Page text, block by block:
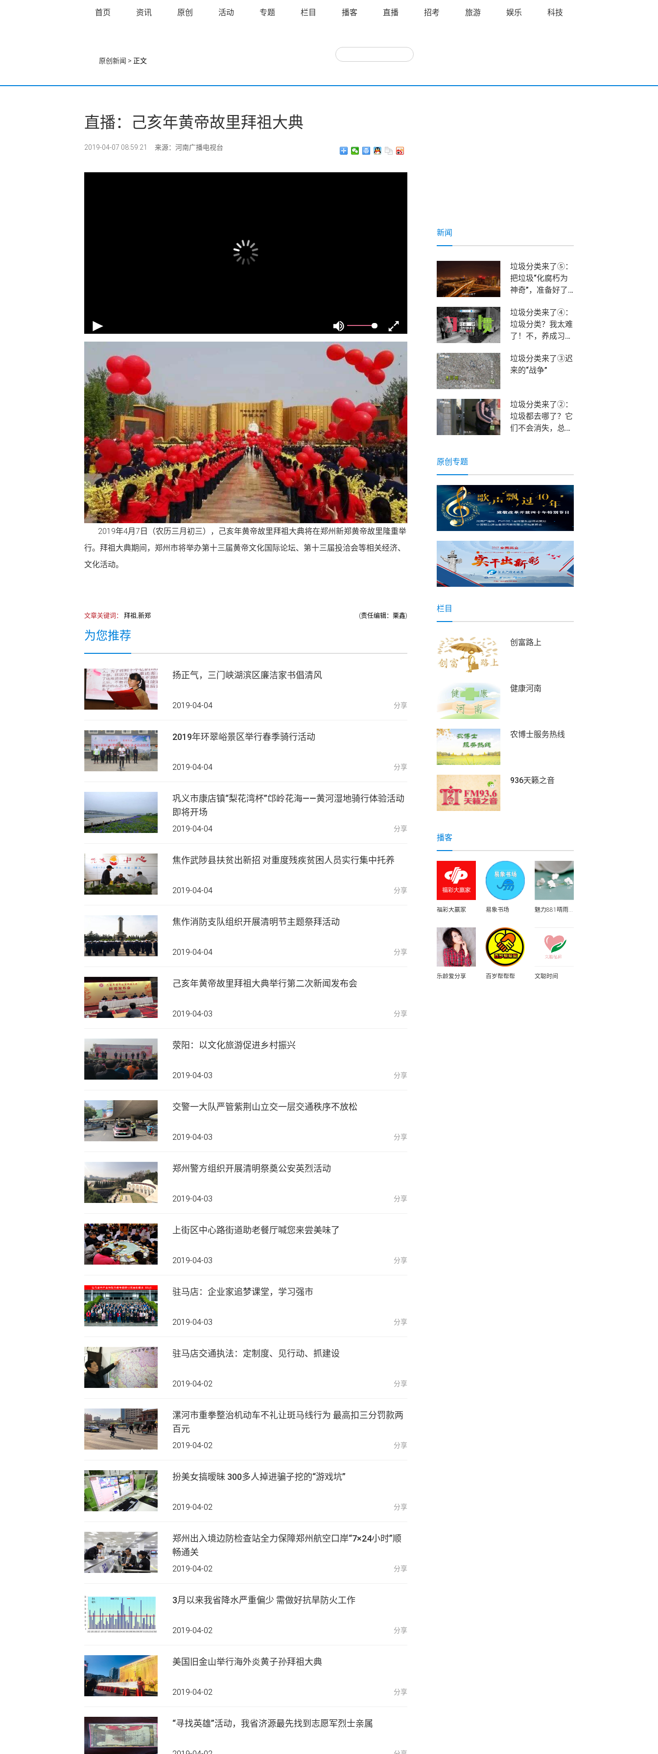
首页 资讯 原创 活动 专题 栏目 播客 直播 招考 旅游 娱乐 科技
原创新闻 > 正文
直播：己亥年黄帝故里拜祖大典
2019-04-07 08:59:21 来源：河南广播电视台
2019年4月7日（农历三月初三），己亥年黄帝故里拜祖大典将在郑州新郑黄帝故里隆重举
行。拜祖大典期间，郑州市将举办第十三届黄帝文化国际论坛、第十三届投洽会等相关经济、
文化活动。
文章关键词： 拜祖,新郑 (责任编辑：栗鑫)
为您推荐
扬正气，三门峡湖滨区廉洁家书倡清风
2019-04-04 分享
2019年环翠峪景区举行春季骑行活动
2019-04-04 分享
巩义市康店镇“梨花湾杯”邙岭花海——黄河湿地骑行体验活动
即将开场
2019-04-04 分享
焦作武陟县扶贫出新招 对重度残疾贫困人员实行集中托养
2019-04-04 分享
焦作消防支队组织开展清明节主题祭拜活动
2019-04-04 分享
己亥年黄帝故里拜祖大典举行第二次新闻发布会
2019-04-03 分享
荥阳：以文化旅游促进乡村振兴
2019-04-03 分享
交警一大队严管紫荆山立交一层交通秩序不放松
2019-04-03 分享
郑州警方组织开展清明祭奠公安英烈活动
2019-04-03 分享
上街区中心路街道助老餐厅喊您来尝美味了
2019-04-03 分享
驻马店：企业家追梦课堂，学习强市
2019-04-03 分享
驻马店交通执法：定制度、见行动、抓建设
2019-04-02 分享
漯河市重拳整治机动车不礼让斑马线行为 最高扣三分罚款两
百元
2019-04-02 分享
扮美女搞暧昧 300多人掉进骗子挖的“游戏坑”
2019-04-02 分享
郑州出入境边防检查站全力保障郑州航空口岸“7×24小时”顺
畅通关
2019-04-02 分享
3月以来我省降水严重偏少 需做好抗旱防火工作
2019-04-02 分享
美国旧金山举行海外炎黄子孙拜祖大典
2019-04-02 分享
“寻找英雄”活动，我省济源最先找到志愿军烈士亲属
新闻
垃圾分类来了⑤：
把垃圾“化腐朽为
神奇”，准备好了
了！
垃圾分类来了④：
垃圾分类？我太难
了！不，养成习惯
垃圾分类来了③迟
来的“战争”
垃圾分类来了②：
垃圾都去哪了？它
们不会消失，总有
原创专题
栏目
创富路上
健康河南
农博士服务热线
936天籁之音
播客
福彩大赢家 易象书场 魅力881晴雨表
乐龄爱分享 百岁帮帮帮 文聪时间